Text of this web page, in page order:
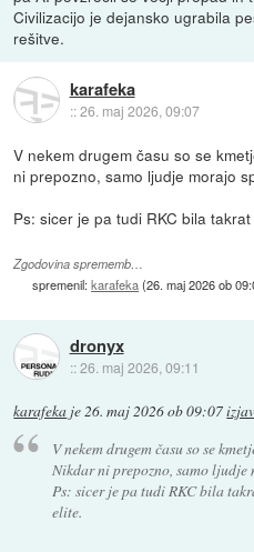
Civilizacijo je dejansko ugrabila
rešitve.
karafeka
::26. maj 2026, 09:07
V nekem drugem času so se
ni prepozno, samo ljudje morajo
Ps: sicer je pa tudi RKC bila
Zgodovina sprememb…
spremenil:karafeka(26. maj 2026 ob
dronyx
::26. maj 2026, 09:11
karafeka je26. maj 2026 ob 09:07
V nekem drugem času so se
Nikdar ni prepozno, samo ljudje
Ps: sicer je pa tudi RKC bila
elite.